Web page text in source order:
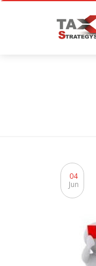
04
Jun